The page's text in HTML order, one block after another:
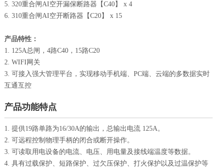
5. 320重合闸AI空开漏保断路器【C40】 x 4
6. 310重合闸AI空开断路器【C20】 x 15
产品特性：
1. 125A总闸，4路C40，15路C20
2. WIFI网关
3. 可接入强大管理平台，实现移动手机端、PC端、云端的多数据实时
互通互控
产品功能特点
1. 提供19路单路为16/30A的输出，总输出电流 125A。
2. 可远程控制物理手柄的闭合或断开操作。
3. 可读取用电设备的电流、电压、用电量及接线端温度等数据。
4. 具有过载保护、短路保护、过欠压保护、打火保护以及过温保护等